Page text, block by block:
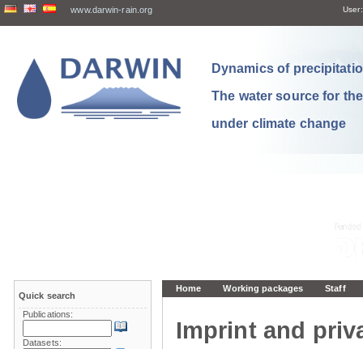
www.darwin-rain.org User:
Dynamics of
The water source for
under climate change
Home Working packages Staff
Imprint and
Quick search
Publications:
Datasets: